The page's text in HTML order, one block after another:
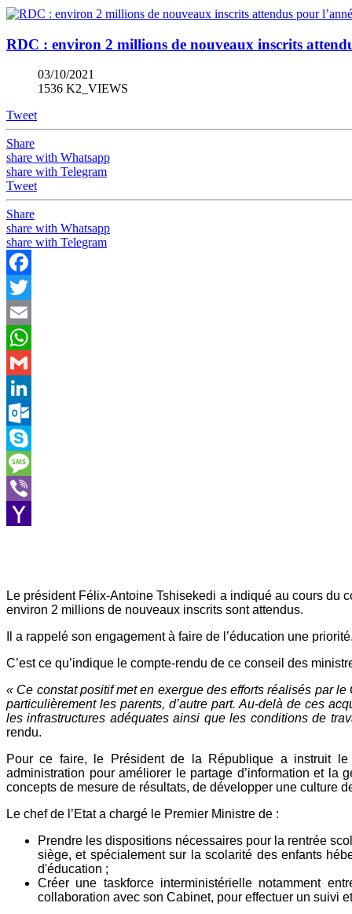
RDC : environ 2 millions de nouveaux inscrits
03/10/2021
1536 K2_VIEWS
Tweet
Share
share with Whatsapp
share with Telegram
Tweet
Share
share with Whatsapp
share with Telegram
Facebook
Twitter
Email
WhatsApp
Gmail
LinkedIn
Outlook.com
Skype
Message
Viber
Le président Félix-Antoine Tshisekedi a indiqué au cours du
environ 2 millions de nouveaux inscrits sont attendus.
Il a rappelé son engagement à faire de l’éducation une
C’est ce qu’indique le compte-rendu de ce conseil des
« Ce constat positif met en exergue des efforts réalisés par
particulièrement les parents, d’autre part. Au-delà de ces
les infrastructures adéquates ainsi que les conditions de
rendu.
Pour ce faire, le Président de la République a instruit le
administration pour améliorer le partage d’information et la
concepts de mesure de résultats, de développer une culture
Le chef de l’Etat a chargé le Premier Ministre de :
Prendre les dispositions nécessaires pour la rentrée
siège, et spécialement sur la scolarité des enfants
d'éducation ;
Créer une taskforce interministérielle notamment
collaboration avec son Cabinet, pour effectuer un suivi